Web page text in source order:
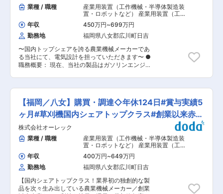
し、製造しています。工場には、鋸盤／旋盤／ホ
ブ盤／ブローチ盤／プレス／マシニングセンター
など工作機械がたくさん設置され、内製化／内作
化が進んでいます。ロボットとNC工作機の組み
合わせで人手を抑えた部品加工、材料から部品と
しての完成品のラインなど同社ならではの工夫で
満ち溢れています。 また、同社は日本国内のみな
らず、ヨーロッパを中心として、アメリカ／アジ
ています。同社の草刈機は、シャンパーニュな
ど、フランスの著名なワイン生産地でも活躍し、
性とともに愛されています。同社は国境なく農業
と緑化に貢献する企業として、今後も新たな課題
解決へ挑戦し続けます。 変更の範囲：会社の定め
る業務
備、点検、納車準備等の業務を担当します。 ※こ
れまでのご経験、スキルに応じた業務からお任せ
します。 ◇車検整備業務 ◇自動車車検整備及び
軽整備作業等 ◇オイル交換やタイヤ交換などの基
本作業 ◇ブレーキやバッテリーなどのチェック作
業 ◇納車に向けた洗車や内外装の最終確認 ◇整
備記録の作成や管理業務 ◇部品交換や簡単な修理
作業 ◇工具や設備の管理・整備環境の整頓 ◇お
客様対応(作業内容の説明など) ■入社後の流れ：
未経験の方は先輩社員と一緒にOJTにて一つ一つ
できる環境： パートへの切替や、1日5、6時間勤
務など時短での就業も相談可！残業がほぼなく、
家庭との両立がしやすい環境！ ◎車好きに向いて
いる職場： 様々な車種に触れる機会があり、整備
や洗車などの実践が可能！ ◎「気軽に立ち寄れる
店」づくりを全社員で実践： 明るい職場で、チー
ムワークが良く、分からないことはなんでも聞け
る環境です！ ■当社の魅力： 八女中部に根ざ
し、地域のお客様に寄り添い続ける当社は、出光
興産系のガソリンスタンド2店舗と整備工場・車
販売事業を展開する地域密着型の総合カーサービ
ス企業です。 私たちは「お客様第一主義」をモッ
業種 / 職種
産業用装置（工作機械・半導体製造装
置・ロボットなど） 産業用装置（工作
機械・半導体製造装置・ロボットな
ど）, シーケンス制御（PLC・シーケン
ス・ラダー） 電気設計（工作機械・装
年収 450万円~699万円
勤務地
福岡県八女郡広川町日吉
〜国内トップシェアを誇る農業機械メーカーであ
る当社にて、電気設計を担っていただきます〜 ●
職務概要： 現在、当社の製品はガソリンエンジン
へと移行を進めるフェーズにあり、電気設計の観
点で促進できる人材を求めています。自走式の草
刈り機、耕運機などの農業機械の設計をお任せし
ます。 ●業務詳細： 具体的には、仕様書の作成/
部品手配/新規開発や改良の設計/試運転のデータ
取りなどをチームで連携し行っていただきます。
●組織構成： 電気設計をメインで行うチームは現
在13名が在籍しています。(20〜30代男性の多数
で構成、女性社員も在籍) ●入社後の流れ： 入社
後、数週間研修を行います。研修内容は、製品理
解を中心に実施いたしますので業界未経験者であ
っても安心できる体制を整えています。また費用
は会社負担となりますのでご安心ください。研修
終了後、現場配属となり、配属後はOJTにて先輩
【福岡／八女】購買・調達◇年休124日#賞与実績5
ヶ月#草刈機国内シェアトップクラス#創業以来赤字
無
株式会社オーレック
業種 / 職種
産業用装置（工作機械・半導体製造装
置・ロボットなど） 産業用装置（工作
機械・半導体製造装置・ロボットな
ど）, 購買・調達・バイヤー・MD 物
流・購買アシスタント
年収 400万円~649万円
勤務地
福岡県八女郡広川町日吉
【国内シェアトップクラス！業界初の独創的な製
品を次々生み出している農業機械メーカー／創業